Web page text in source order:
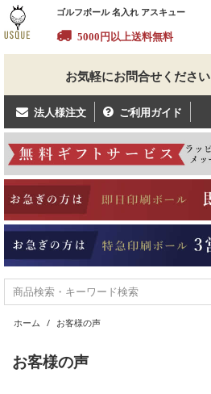
ゴルフボール 名入れ アスキュー
5000円以上送料無料
お気軽にお問合せください
法人様注文 ご利用ガイド
ホーム / お客様の声
お客様の声